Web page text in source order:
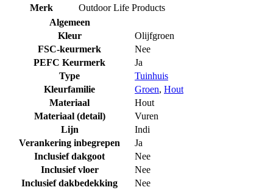
Merk
Outdoor Life Products
Algemeen
Kleur
Olijfgroen
FSC-keurmerk
Nee
PEFC Keurmerk
Ja
Type
Tuinhuis
Kleurfamilie
Groen, Hout
Materiaal
Hout
Materiaal (detail)
Vuren
Lijn
Indi
Verankering inbegrepen
Ja
Inclusief dakgoot
Nee
Inclusief vloer
Nee
Inclusief dakbedekking
Nee